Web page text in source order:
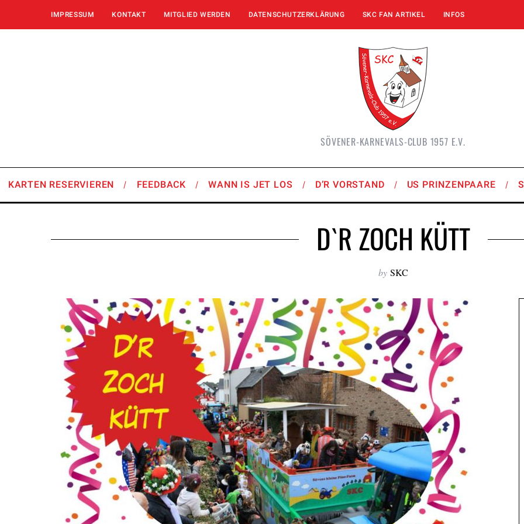
IMPRESSUM KONTAKT MITGLIED WERDEN DATENSCHUTZERKLÄRUNG SKC FAN ARTIKEL INFOS
SÖVENER-KARNEVALS-CLUB 1957 E.V.
KARTEN RESERVIEREN FEEDBACK WANN IS JET LOS D’R VORSTAND US PRINZENPAARE
D`r ZOCH KÜTT
by SKC